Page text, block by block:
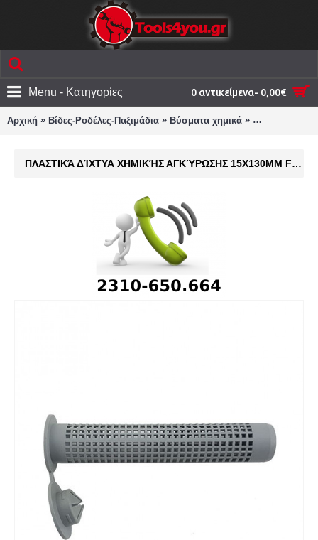
0 αντικείμενα- 0,00€
Menu - Κατηγορίες
Αρχική » Βίδες-Ροδέλες-Παξιμάδια » Βύσματα χημικά » ΠΛΑΣΤΙΚΆ
ΠΛΑΣΤΙΚΆ ΔΊΧΤΥΑ ΧΗΜΙΚΉΣ ΑΓΚΎΡΩΣΗΣ 15X130MM FRIULSIDER 63300015130